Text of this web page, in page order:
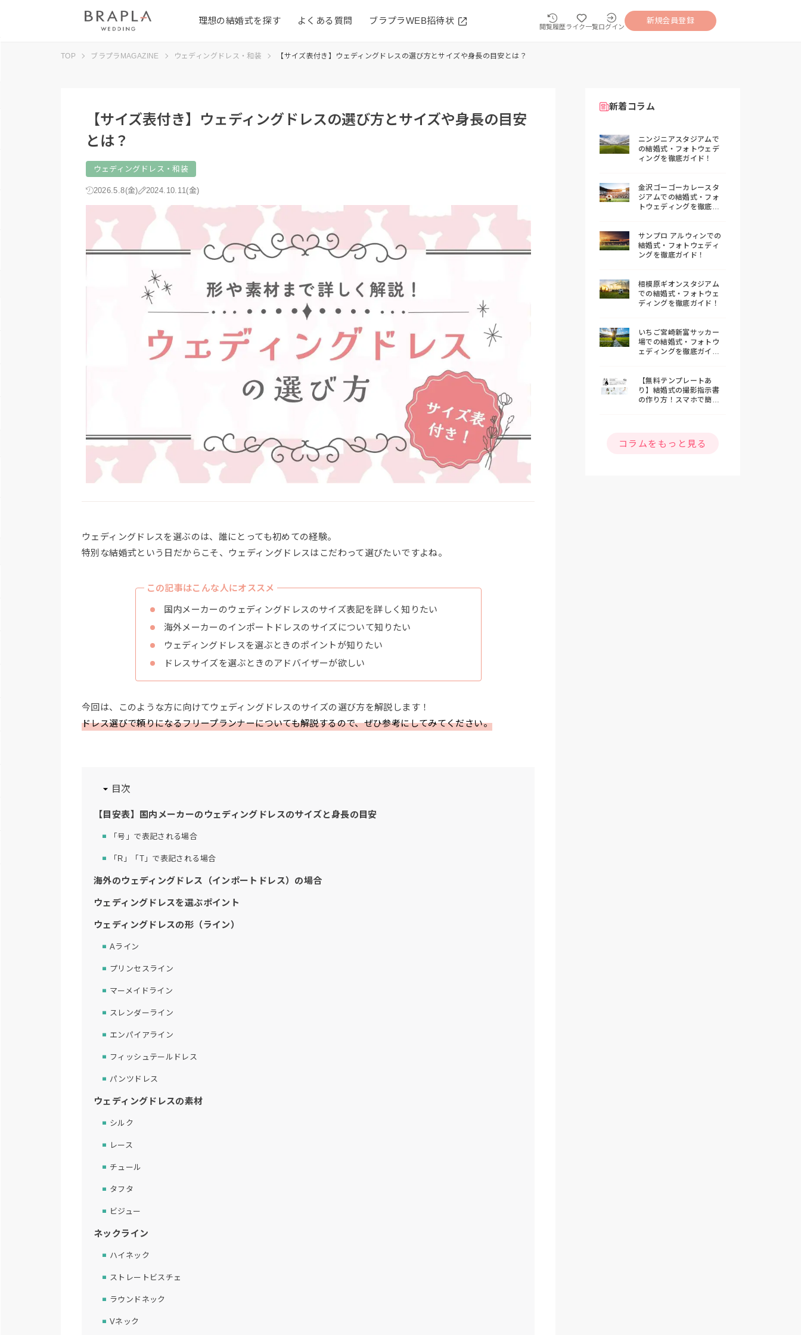
理想の結婚式を探す よくある質問 ブラプラWEB招待状
閲覧履歴ライク一覧ログイン
新規会員登録
TOP ブラプラMAGAZINE ウェディングドレス・和装 【サイズ表付き】ウェディングドレスの選び方とサイズや身長の目安とは？
【サイズ表付き】ウェディングドレスの選び方とサイズや身長の目安
とは？
ウェディングドレス・和装
2026.5.8(金) 2024.10.11(金)
ウェディングドレスを選ぶのは、誰にとっても初めての経験。
特別な結婚式という日だからこそ、ウェディングドレスはこだわって選びたいですよね。
この記事はこんな人にオススメ
国内メーカーのウェディングドレスのサイズ表記を詳しく知りたい
海外メーカーのインポートドレスのサイズについて知りたい
ウェディングドレスを選ぶときのポイントが知りたい
ドレスサイズを選ぶときのアドバイザーが欲しい
今回は、このような方に向けてウェディングドレスのサイズの選び方を解説します！
ドレス選びで頼りになるフリープランナーについても解説するので、ぜひ参考にしてみてください。
目次
【目安表】国内メーカーのウェディングドレスのサイズと身長の目安
「号」で表記される場合
「R」「T」で表記される場合
海外のウェディングドレス（インポートドレス）の場合
ウェディングドレスを選ぶポイント
ウェディングドレスの形（ライン）
Aライン
プリンセスライン
マーメイドライン
スレンダーライン
エンパイアライン
フィッシュテールドレス
パンツドレス
ウェディングドレスの素材
シルク
レース
チュール
タフタ
ビジュー
ネックライン
ハイネック
ストレートビスチェ
ラウンドネック
Vネック
新着コラム
ニンジニアスタジアムで
の結婚式・フォトウェデ
ィングを徹底ガイド！
金沢ゴーゴーカレースタ
ジアムでの結婚式・フォ
トウェディングを徹底ガ
サンプロ アルウィンでの
結婚式・フォトウェディ
ングを徹底ガイド！
相模原ギオンスタジアム
での結婚式・フォトウェ
ディングを徹底ガイド！
いちご宮崎新富サッカー
場での結婚式・フォトウ
ェディングを徹底ガイ
【無料テンプレートあ
り】結婚式の撮影指示書
の作り方！スマホで簡単
コラムをもっと見る